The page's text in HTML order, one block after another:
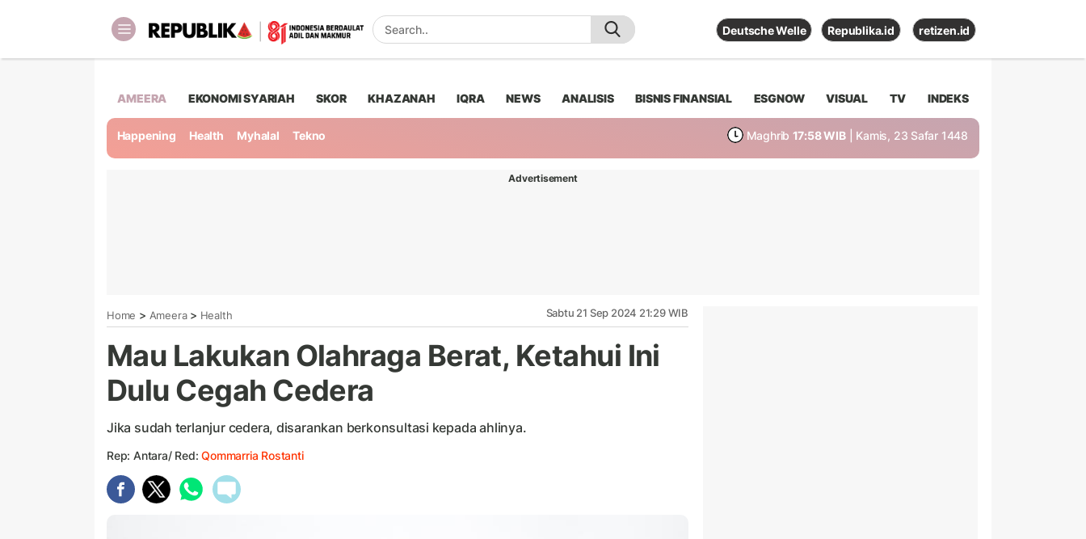
Deutsche Welle Republika.id retizen.id
AMEERA EKONOMI SYARIAH SKOR KHAZANAH IQRA NEWS ANALISIS BISNIS FINANSIAL ESGNOW VISUAL TV INDEKS
Happening Health Myhalal Tekno Maghrib 17:58 WIB | Kamis, 23 Safar 1448
Advertisement
Home > Ameera> Health Sabtu 21 Sep 2024 21:29 WIB
Mau Lakukan Olahraga Berat, Ketahui Ini
Dulu Cegah Cedera
Jika sudah terlanjur cedera, disarankan berkonsultasi kepada ahlinya.
Rep: Antara/ Red:Qommarria Rostanti